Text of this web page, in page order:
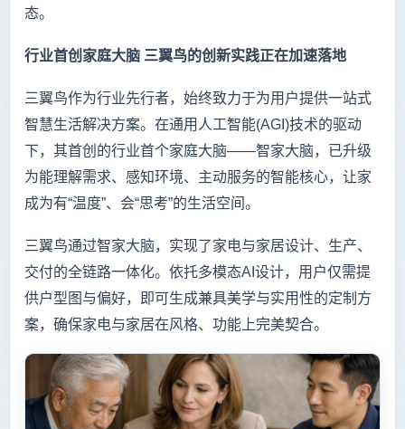
态。
行业首创家庭大脑 三翼鸟的创新实践正在加速落地
三翼鸟作为行业先行者，始终致力于为用户提供一站式
智慧生活解决方案。在通用人工智能(AGI)技术的驱动
下，其首创的行业首个家庭大脑——智家大脑，已升级
为能理解需求、感知环境、主动服务的智能核心，让家
成为有“温度”、会“思考”的生活空间。
三翼鸟通过智家大脑，实现了家电与家居设计、生产、
交付的全链路一体化。依托多模态AI设计，用户仅需提
供户型图与偏好，即可生成兼具美学与实用性的定制方
案，确保家电与家居在风格、功能上完美契合。